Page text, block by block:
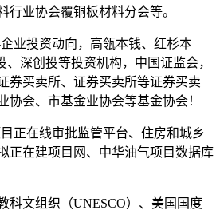
行业协会覆铜板材料分会等。
投资动向，高瓴本钱、红杉本
深创投等投资机构，中国证监会，
券买卖所、证券买卖所等证券买卖
协会、市基金业协会等基金协会！
在线审批监管平台、住房和城乡
正在建项目网、中华油气项目数据库
文组织（UNESCO）、美国国度